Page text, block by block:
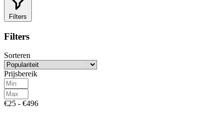
Filters
Filters
Sorteren
Prijsbereik
€25 - €496